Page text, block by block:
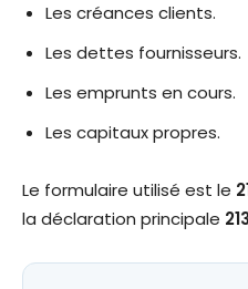
Les créances clients.
Les dettes fournisseurs.
Les emprunts en cours.
Les capitaux propres.
Le formulaire utilisé est le
la déclaration principale